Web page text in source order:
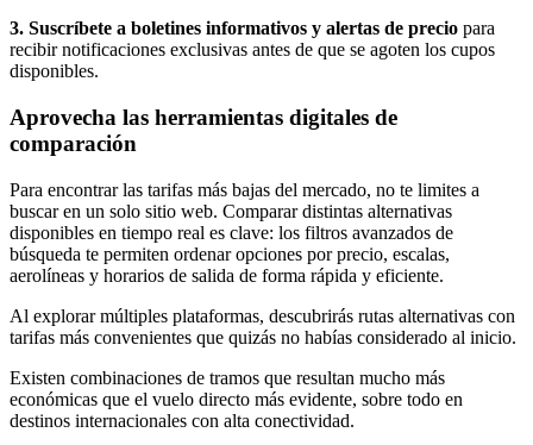
3. Suscríbete a boletines informativos y alertas de precio para
recibir notificaciones exclusivas antes de que se agoten los cupos
disponibles.
Aprovecha las herramientas digitales de
comparación
Para encontrar las tarifas más bajas del mercado, no te limites a
buscar en un solo sitio web. Comparar distintas alternativas
disponibles en tiempo real es clave: los filtros avanzados de
búsqueda te permiten ordenar opciones por precio, escalas,
aerolíneas y horarios de salida de forma rápida y eficiente.
Al explorar múltiples plataformas, descubrirás rutas alternativas con
tarifas más convenientes que quizás no habías considerado al inicio.
Existen combinaciones de tramos que resultan mucho más
económicas que el vuelo directo más evidente, sobre todo en
destinos internacionales con alta conectividad.